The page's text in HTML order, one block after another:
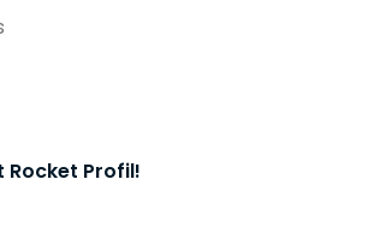
Rocket Profil!